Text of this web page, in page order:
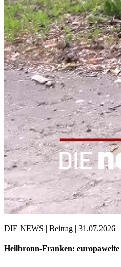
DIE NEWS | Beitrag | 31.07.2026
Heilbronn-Franken: